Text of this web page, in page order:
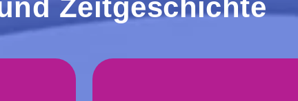
Zeitgeschichte